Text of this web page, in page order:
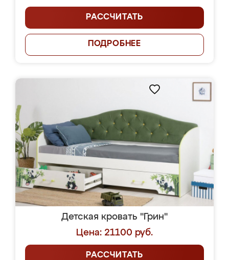
РАССЧИТАТЬ
ПОДРОБНЕЕ
Детская кровать "Грин"
Цена: 21100 руб.
РАССЧИТАТЬ